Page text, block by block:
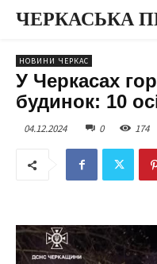
ЧЕРКАСЬКА
НОВИНИ ЧЕРКАС
У Черкасах
будинок: 10
04.12.2024 0 174